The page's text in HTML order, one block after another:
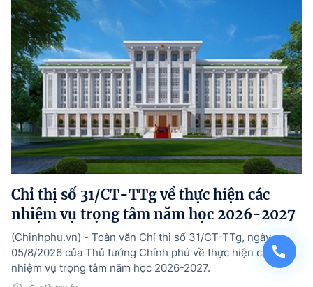
Chỉ thị số 31/CT-TTg về thực hiện các
nhiệm vụ trọng tâm năm học 2026-2027
(Chinhphu.vn) - Toàn văn Chỉ thị số 31/CT-TTg, ngày
05/8/2026 của Thủ tướng Chính phủ về thực hiện các
nhiệm vụ trọng tâm năm học 2026-2027.